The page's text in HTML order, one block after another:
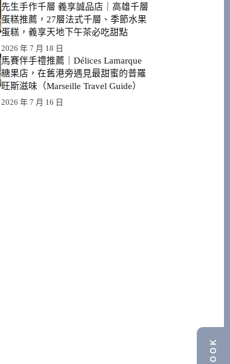
先生手作千層 義享誠品店｜高雄千層
蛋糕推薦，27層法式千層、季節水果
蛋糕，義享天地下午茶必吃甜點
2026 年 7 月 18 日
馬賽伴手禮推薦｜Délices Lamarque
糖果店，在舊港旁遇見最甜蜜的普羅
旺斯滋味（Marseille Travel Guide）
2026 年 7 月 16 日